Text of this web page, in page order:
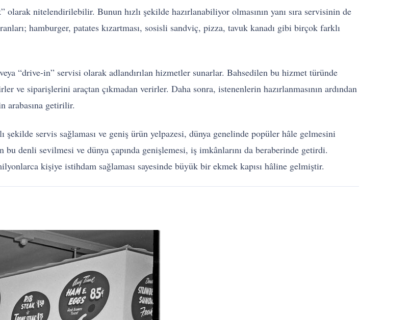
olarak nitelendirilebilir. Bunun hızlı şekilde hazırlanabiliyor olmasının yanı sıra servisinin de
hamburger, patates kızartması, sosisli sandviç, pizza, tavuk kanadı gibi birçok farklı
“drive-in” servisi olarak adlandırılan hizmetler sunarlar. Bahsedilen bu hizmet türünde
ve siparişlerini araçtan çıkmadan verirler. Daha sonra, istenenlerin hazırlanmasının ardından
arabasına getirilir.
şekilde servis sağlaması ve geniş ürün yelpazesi, dünya genelinde popüler hâle gelmesini
bu denli sevilmesi ve dünya çapında genişlemesi, iş imkânlarını da beraberinde getirdi.
kişiye istihdam sağlaması sayesinde büyük bir ekmek kapısı hâline gelmiştir.